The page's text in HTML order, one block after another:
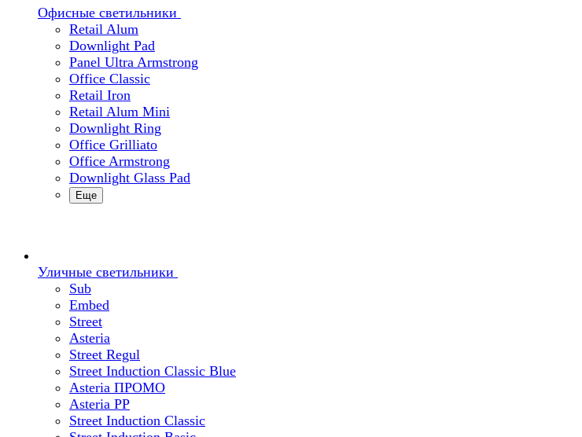
Офисные светильники
Retail Alum
Downlight Pad
Panel Ultra Armstrong
Office Classic
Retail Iron
Retail Alum Mini
Downlight Ring
Office Grilliato
Office Armstrong
Downlight Glass Pad
Еще
Уличные светильники
Sub
Embed
Street
Asteria
Street Regul
Street Induction Classic Blue
Asteria ПРОМО
Asteria PP
Street Induction Classic